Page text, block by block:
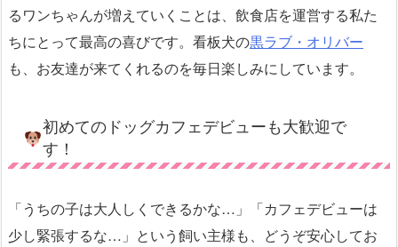
るワンちゃんが増えていくことは、飲食店を運営する私た
ちにとって最高の喜びです。看板犬の黒ラブ・オリバー
も、お友達が来てくれるのを毎日楽しみにしています。
初めてのドッグカフェデビューも大歓迎で
す！
「うちの子は大人しくできるかな…」「カフェデビューは
少し緊張するな…」という飼い主様も、どうぞ安心してお